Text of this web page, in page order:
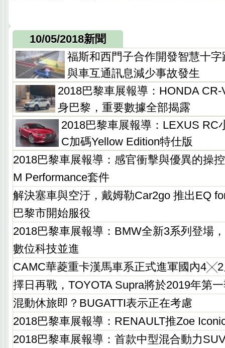
10/05/2018新聞
福斯和西門子合作開發智慧十
與車互通訊息減少事故發生
2018巴黎車展報導：HONDA
身巴黎，重要數據全部揭露
2018巴黎車展報導：LEXUS RC
C加碼Yellow Edition特仕版
2018巴黎車展報導：感官衝擊與優異的操
M Performance套件
解決塞車與空汙，戴姆勒Car2go 推出EQ
巴黎市開始服役
2018巴黎車展報導：BMW全新3系列登場
數位科技並進
CAMC華菱重卡漢馬車系正式進軍國內
擇日再戰，TOYOTA Supra將於2019年第
混動休旅即？BUGATTI表示正在考慮
2018巴黎車展報導：RENAULT推Zoe
2018巴黎車展報導：首款中型混合動力